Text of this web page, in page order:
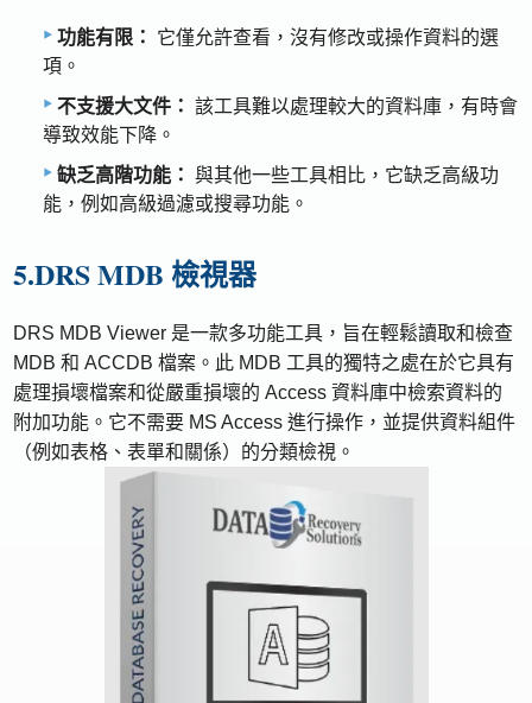
功能有限：
它僅允許查看，沒有修改或操作資料的選
項。
不支援大文件： 該工具難以處理較大的資料庫，有時會
導致效能下降。
缺乏高階功能： 與其他一些工具相比，它缺乏高級功
能，例如高級過濾或搜尋功能。
5.DRS MDB 檢視器
DRS MDB Viewer 是一款多功能工具，旨在輕鬆讀取和檢查
MDB 和 ACCDB 檔案。此 MDB 工具的獨特之處在於它具有
處理損壞檔案和從嚴重損壞的 Access 資料庫中檢索資料的
附加功能。它不需要 MS Access 進行操作，並提供資料組件
（例如表格、表單和關係）的分類檢視。